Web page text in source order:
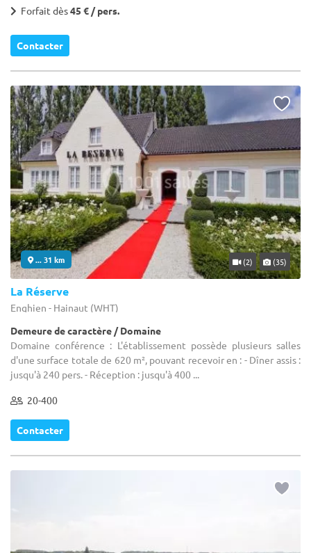
Forfait dès45 € / pers.
Contacter
... 31 km (2) (35)
La Réserve
Enghien - Hainaut (WHT)
Demeure de caractère / Domaine
Domaine conférence : L'établissement possède plusieurs salles
d'une surface totale de 620 m², pouvant recevoir en : - Dîner assis :
jusqu'à 240 pers. - Réception : jusqu'à 400 ...
20-400
Contacter